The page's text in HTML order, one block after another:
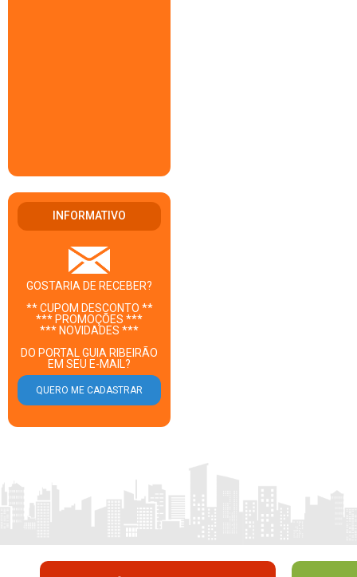
INFORMATIVO
GOSTARIA DE RECEBER?
** CUPOM DESCONTO **
*** PROMOÇÕES ***
*** NOVIDADES ***
DO PORTAL GUIA RIBEIRÃO
EM SEU E-MAIL?